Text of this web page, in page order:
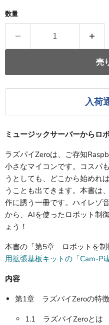
数量
売
入荷
ミュージックサーバーからロ
ラズパイZeroは、ご存知
小さなマイコンです。コスパ
うとしても、どこから始めれ
うことも出てきます。本書は
作に誘う一冊です。ハイレゾ
から、AIを使ったロボット制
ょう！
本書の「第5章 ロボットを制
用拡張基板キットの「Cam-Pi
内容
第1章 ラズパイZeroの特徴
1.1 ラズパイZeroとは